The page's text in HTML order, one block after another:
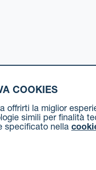
COOKIES
offrirti la miglior
simili per finalità
specificato nella